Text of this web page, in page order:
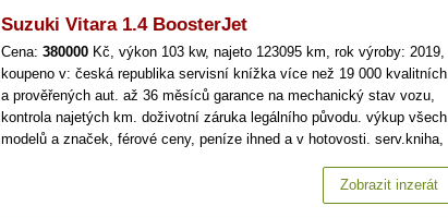
Suzuki Vitara 1.4 BoosterJet
Cena: 380000 Kč, výkon 103 kw, najeto 123095 km, rok výroby: 2019,
koupeno v: česká republika servisní knížka více než 19 000 kvalitních
a prověřených aut. až 36 měsíců garance na mechanický stav vozu,
kontrola najetých km. doživotní záruka legálního původu. výkup všech
modelů a značek, férové ceny, peníze ihned a v hotovosti. serv.kniha,
měsíců garance na mechanický stav vozu, kontrola najetých…
Zobrazit inzerát